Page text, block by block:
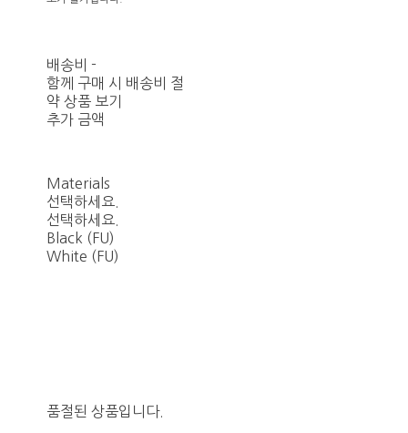
배송비 -
함께 구매 시 배송비 절
약 상품 보기
추가 금액
Materials
선택하세요.
선택하세요.
Black (FU)
White (FU)
품절된 상품입니다.